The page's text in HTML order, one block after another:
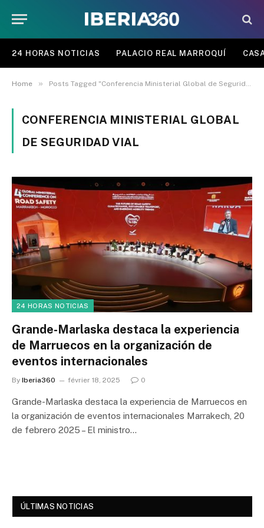
24 HORAS NOTICIAS PALACIO REAL MARROQUÍ
Home » Posts Tagged "Conferencia Ministerial Global de Seguridad Vial"
CONFERENCIA MINISTERIAL GLOBAL
DE SEGURIDAD VIAL
24 HORAS NOTICIAS
Grande-Marlaska destaca la experiencia
de Marruecos en la organización de
eventos internacionales
By Iberia360 février 18, 2025 0
Grande-Marlaska destaca la experiencia de Marruecos en
la organización de eventos internacionales Marrakech, 20
de febrero 2025 – El ministro…
ÚLTIMAS NOTICIAS